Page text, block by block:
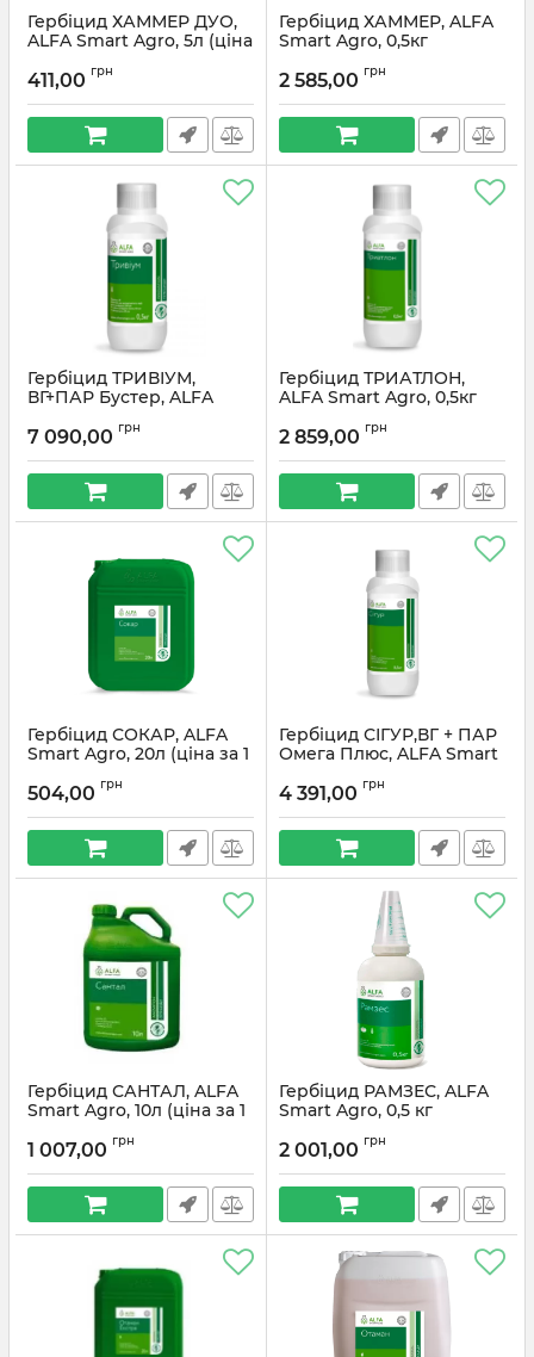
Гербіцид ХАММЕР ДУО,
ALFA Smart Agro, 5л (ціна
411,00 грн
Гербіцид ХАММЕР, ALFA
Smart Agro, 0,5кг
2 585,00 грн
Гербіцид ТРИВІУМ,
ВГ+ПАР Бустер, ALFA
7 090,00 грн
Гербіцид ТРИАТЛОН,
ALFA Smart Agro, 0,5кг
2 859,00 грн
Гербіцид СОКАР, ALFA
Smart Agro, 20л (ціна за 1
504,00 грн
Гербіцид СІГУР,ВГ + ПАР
Омега Плюс, ALFA Smart
4 391,00 грн
Гербіцид САНТАЛ, ALFA
Smart Agro, 10л (ціна за 1
1 007,00 грн
Гербіцид РАМЗЕС, ALFA
Smart Agro, 0,5 кг
2 001,00 грн